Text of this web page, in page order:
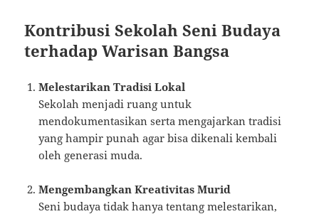
Kontribusi Sekolah Seni Budaya
terhadap Warisan Bangsa
Melestarikan Tradisi Lokal
Sekolah menjadi ruang untuk
mendokumentasikan serta mengajarkan tradisi
yang hampir punah agar bisa dikenali kembali
oleh generasi muda.
Mengembangkan Kreativitas Murid
Seni budaya tidak hanya tentang melestarikan,